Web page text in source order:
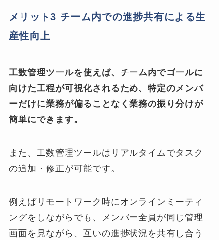
メリット3 チーム内での進捗共有による生
産性向上
工数管理ツールを使えば、チーム内でゴールに
向けた工程が可視化されるため、特定のメンバ
ーだけに業務が偏ることなく業務の振り分けが
簡単にできます。
また、工数管理ツールはリアルタイムでタスク
の追加・修正が可能です。
例えばリモートワーク時にオンラインミーティ
ングをしながらでも、
メンバー全員が同じ管理
画面を見ながら、互いの進捗状況を共有し合う